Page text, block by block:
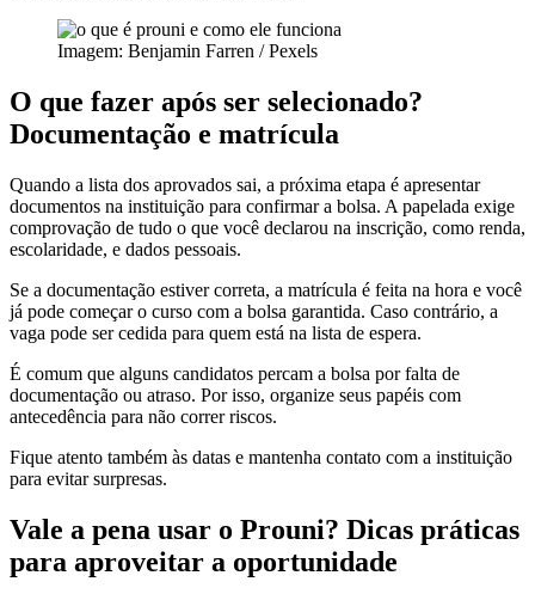
Imagem: Benjamin Farren / Pexels
O que fazer após ser selecionado?
Documentação e matrícula
Quando a lista dos aprovados sai, a próxima etapa é apresentar
documentos na instituição para confirmar a bolsa. A papelada exige
comprovação de tudo o que você declarou na inscrição, como renda,
escolaridade, e dados pessoais.
Se a documentação estiver correta, a matrícula é feita na hora e você
já pode começar o curso com a bolsa garantida. Caso contrário, a
vaga pode ser cedida para quem está na lista de espera.
É comum que alguns candidatos percam a bolsa por falta de
documentação ou atraso. Por isso, organize seus papéis com
antecedência para não correr riscos.
Fique atento também às datas e mantenha contato com a instituição
para evitar surpresas.
Vale a pena usar o Prouni? Dicas práticas
para aproveitar a oportunidade